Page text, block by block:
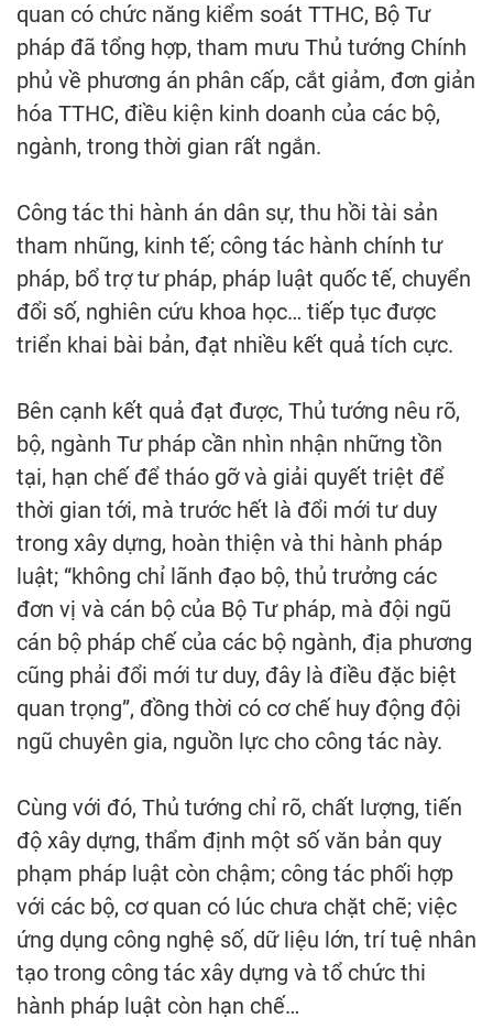
quan có chức năng kiểm soát TTHC, Bộ Tư
pháp đã tổng hợp, tham mưu Thủ tướng Chính
phủ về phương án phân cấp, cắt giảm, đơn giản
hóa TTHC, điều kiện kinh doanh của các bộ,
ngành, trong thời gian rất ngắn.
Công tác thi hành án dân sự, thu hồi tài sản
tham nhũng, kinh tế; công tác hành chính tư
pháp, bổ trợ tư pháp, pháp luật quốc tế, chuyển
đổi số, nghiên cứu khoa học… tiếp tục được
triển khai bài bản, đạt nhiều kết quả tích cực.
Bên cạnh kết quả đạt được, Thủ tướng nêu rõ,
bộ, ngành Tư pháp cần nhìn nhận những tồn
tại, hạn chế để tháo gỡ và giải quyết triệt để
thời gian tới, mà trước hết là đổi mới tư duy
trong xây dựng, hoàn thiện và thi hành pháp
luật; “không chỉ lãnh đạo bộ, thủ trưởng các
đơn vị và cán bộ của Bộ Tư pháp, mà đội ngũ
cán bộ pháp chế của các bộ ngành, địa phương
cũng phải đổi mới tư duy, đây là điều đặc biệt
quan trọng”, đồng thời có cơ chế huy động đội
ngũ chuyên gia, nguồn lực cho công tác này.
Cùng với đó, Thủ tướng chỉ rõ, chất lượng, tiến
độ xây dựng, thẩm định một số văn bản quy
phạm pháp luật còn chậm; công tác phối hợp
với các bộ, cơ quan có lúc chưa chặt chẽ; việc
ứng dụng công nghệ số, dữ liệu lớn, trí tuệ nhân
tạo trong công tác xây dựng và tổ chức thi
hành pháp luật còn hạn chế…